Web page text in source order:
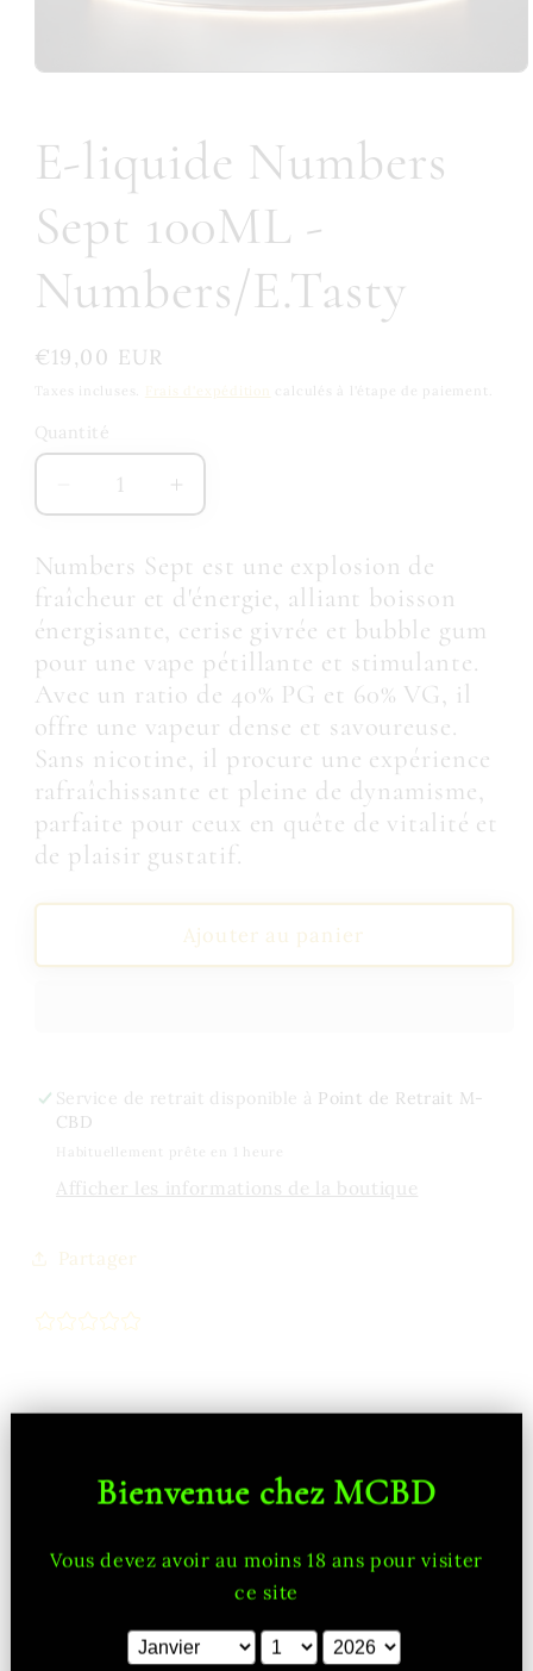
E-liquide Numbers
Sept 100ML -
Numbers/E.Tasty
Prix
habituel
€19,00 EUR
Taxes incluses. Frais d'expédition calculés à l'étape de paiement.
Quantité
Quantité
Réduire
la
quantité
de
E-
liquide
Numbers
Sept
100ML
-
Numbers/E.Tasty
Augmenter
la
de
E-
liquide
Numbers
Sept
100ML
-
Numbers/E.Tasty
Numbers Sept est une explosion de
fraîcheur et d'énergie, alliant boisson
énergisante, cerise givrée et bubble gum
pour une vape pétillante et stimulante.
Avec un ratio de 40% PG et 60% VG, il
offre une vapeur dense et savoureuse.
Sans nicotine, il procure une expérience
rafraîchissante et pleine de dynamisme,
parfaite pour ceux en quête de vitalité et
de plaisir gustatif.
Ajouter au panier
Service de retrait disponible à Point de Retrait M-
CBD
Habituellement prête en 1 heure
Afficher les informations de la boutique
Partager
Bienvenue chez MCBD
Vous devez avoir au moins 18 ans pour visiter
ce site